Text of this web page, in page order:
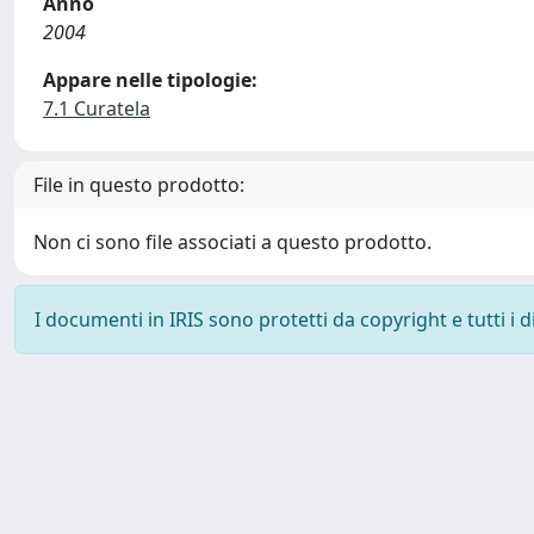
2004
Appare nelle tipologie:
7.1 Curatela
File in questo prodotto:
Non ci sono file associati a questo prodotto.
I documenti in IRIS sono protetti da copyright e tutti i